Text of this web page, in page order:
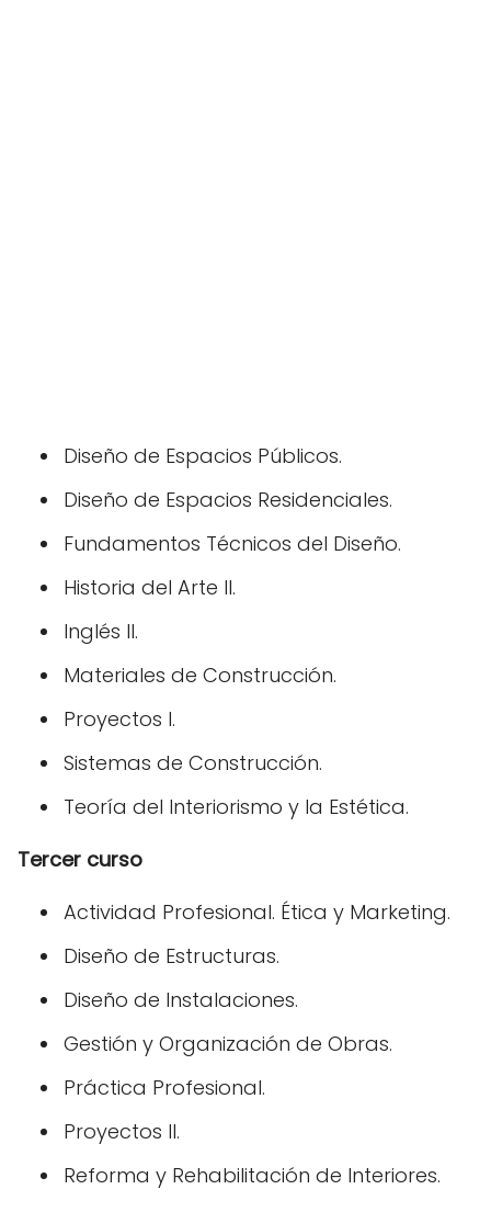
Diseño de Espacios Públicos.
Diseño de Espacios Residenciales.
Fundamentos Técnicos del Diseño.
Historia del Arte II.
Inglés II.
Materiales de Construcción.
Proyectos I.
Sistemas de Construcción.
Teoría del Interiorismo y la Estética.
Tercer curso
Actividad Profesional. Ética y Marketing.
Diseño de Estructuras.
Diseño de Instalaciones.
Gestión y Organización de Obras.
Práctica Profesional.
Proyectos II.
Reforma y Rehabilitación de Interiores.